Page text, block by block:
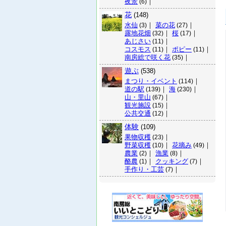
(6)
花 (148)
水仙 (3) ｜ 菜の花 (27) ｜
露地花畑 (32) ｜ 桜 (17) ｜
あじさい (11) ｜
コスモス (11) ｜ ポピー (11) ｜
南房総で咲く花 (35) ｜
遊ぶ (538)
まつり・イベント (114) ｜
道の駅 (139) ｜ 海 (230) ｜
山・里山 (67) ｜
観光施設 (15) ｜
公共交通 (12) ｜
体験 (109)
果物収穫 (23) ｜
野菜収穫 (10) ｜ 花摘み (49) ｜
農業 (2) ｜ 漁業 (8) ｜
酪農 (1) ｜ クッキング (7) ｜
手作り・工芸 (7) ｜